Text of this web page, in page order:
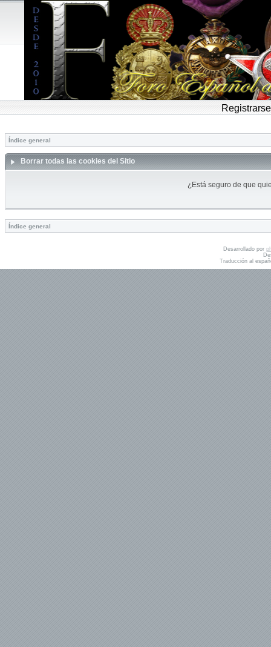
Registrarse
Índice general
Borrar todas las cookies del Sitio
¿Está seguro de que
Índice general
Desarrollado por
Traducción al